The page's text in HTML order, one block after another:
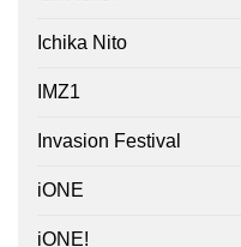
Ichika Nito
IMZ1
Invasion Festival
iONE
iONE!